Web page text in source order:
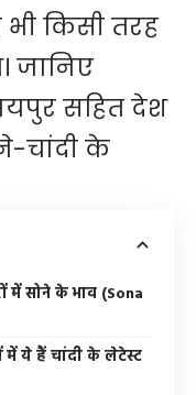
किसी तरह
जानिए
सहित देश
चांदी के
में सोने के भाव (Sona
में ये हैं चांदी के लेटेस्ट